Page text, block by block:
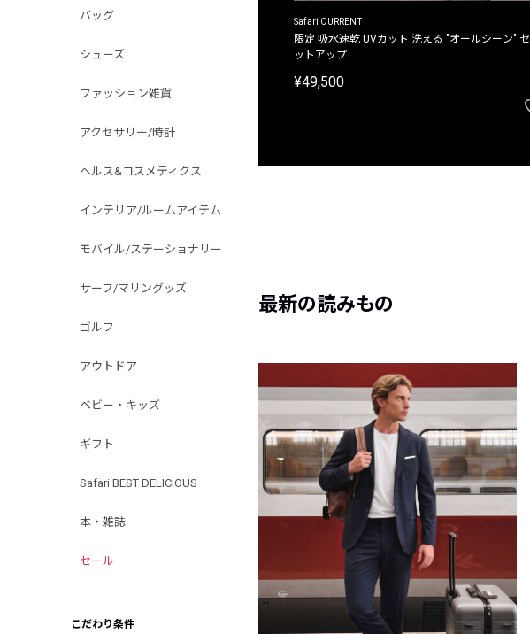
バッグ
シューズ
ファッション雑貨
アクセサリー/時計
ヘルス&コスメティクス
インテリア/ルームアイテム
モバイル/ステーショナリー
サーフ/マリングッズ
ゴルフ
アウトドア
ベビー・キッズ
ギフト
Safari BEST DELICIOUS
本・雑誌
セール
こだわり条件
Safari CURRENT
限定 吸水速乾 UVカット 洗える "オールシーン" セ
ットアップ
¥49,500
最新の読みもの